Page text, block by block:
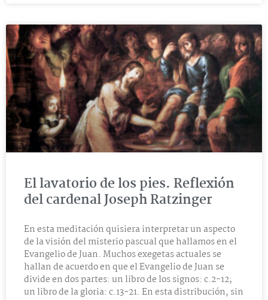
El lavatorio de los pies. Reflexión
del cardenal Joseph Ratzinger
En esta meditación quisiera interpretar un aspecto
de la visión del misterio pascual que hallamos en el
Evangelio de Juan. Muchos exegetas actuales se
hallan de acuerdo en que el Evangelio de Juan se
divide en dos partes: un libro de los signos: c.2-12;
un libro de la gloria: c.13-21. En esta distribución, sin